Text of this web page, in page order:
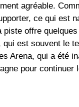
agréable.
ce qui est
offre
qui est souvent le
Arena, qui a été
pour